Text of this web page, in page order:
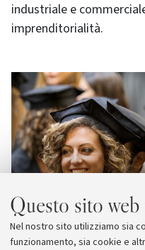
Questo sito
Nel nostro sito utilizziamo sia
funzionamento, sia cookie e
industriale e
imprenditorialità.